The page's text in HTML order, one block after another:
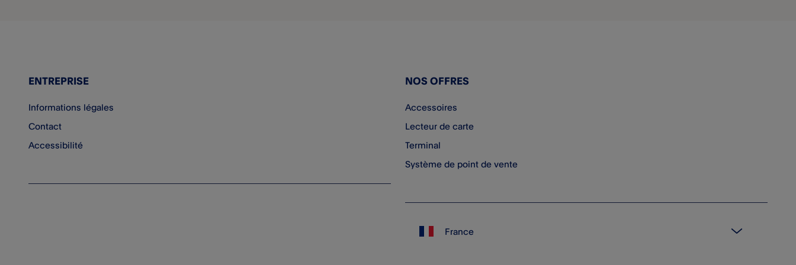
ENTREPRISE
Informations légales
Contact
Accessibilité
NOS OFFRES
Accessoires
Lecteur de carte
Terminal
Système de point de vente